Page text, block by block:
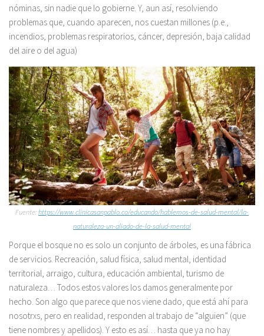
nóminas, sin nadie que lo gobierne. Y, aun así, resolviendo
problemas que, cuando aparecen, nos cuestan millones (p.e.,
incendios, problemas respiratorios, cáncer, depresión, baja calidad
del aire o del agua)
Fuente: https://www.clinicasanpablo.co/educando/hablemos-de-salud-mental/la-
naturaleza-un-aliado-de-la-salud-mental
Porque el bosque no es solo un conjunto de árboles, es una fábrica
de servicios. Recreación, salud física, salud mental, identidad
territorial, arraigo, cultura, educación ambiental, turismo de
naturaleza… Todos estos valores los damos generalmente por
hecho. Son algo que parece que nos viene dado, que está ahí para
nosotrxs, pero en realidad, responden al trabajo de “alguien” (que
tiene nombres y apellidos). Y esto es así… hasta que ya no hay